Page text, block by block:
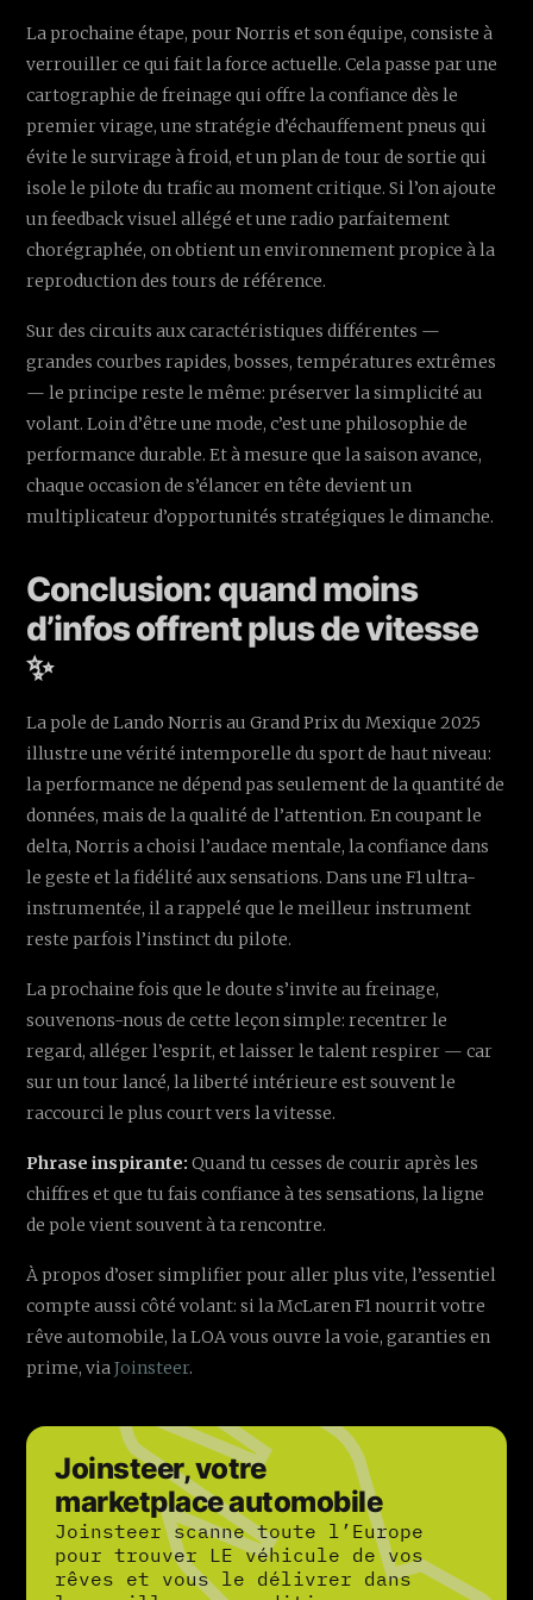
La prochaine étape, pour Norris et son équipe, consiste à
verrouiller ce qui fait la force actuelle. Cela passe par une
cartographie de freinage qui offre la confiance dès le
premier virage, une stratégie d’échauffement pneus qui
évite le survirage à froid, et un plan de tour de sortie qui
isole le pilote du trafic au moment critique. Si l’on ajoute
un feedback visuel allégé et une radio parfaitement
chorégraphée, on obtient un environnement propice à la
reproduction des tours de référence.
Sur des circuits aux caractéristiques différentes —
grandes courbes rapides, bosses, températures extrêmes
— le principe reste le même: préserver la simplicité au
volant. Loin d’être une mode, c’est une philosophie de
performance durable. Et à mesure que la saison avance,
chaque occasion de s’élancer en tête devient un
multiplicateur d’opportunités stratégiques le dimanche.
Conclusion: quand moins
d’infos offrent plus de vitesse
✨
La pole de Lando Norris au Grand Prix du Mexique 2025
illustre une vérité intemporelle du sport de haut niveau:
la performance ne dépend pas seulement de la quantité de
données, mais de la qualité de l’attention. En coupant le
delta, Norris a choisi l’audace mentale, la confiance dans
le geste et la fidélité aux sensations. Dans une F1 ultra-
instrumentée, il a rappelé que le meilleur instrument
reste parfois l’instinct du pilote.
La prochaine fois que le doute s’invite au freinage,
souvenons-nous de cette leçon simple: recentrer le
regard, alléger l’esprit, et laisser le talent respirer — car
sur un tour lancé, la liberté intérieure est souvent le
raccourci le plus court vers la vitesse.
Phrase inspirante: Quand tu cesses de courir après les
chiffres et que tu fais confiance à tes sensations, la ligne
de pole vient souvent à ta rencontre.
À propos d’oser simplifier pour aller plus vite, l’essentiel
compte aussi côté volant: si la McLaren F1 nourrit votre
rêve automobile, la LOA vous ouvre la voie, garanties en
prime, viaJoinsteer.
Joinsteer, votre
marketplace automobile
Joinsteer scanne toute l’Europe
pour trouver LE véhicule de vos
rêves et vous le délivrer dans